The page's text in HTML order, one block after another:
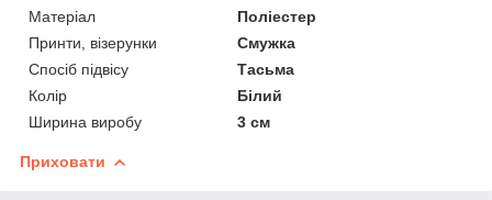
Матеріал
Поліестер
Принти, візерунки
Смужка
Спосіб підвісу
Тасьма
Колір
Білий
Ширина виробу
3 см
Приховати